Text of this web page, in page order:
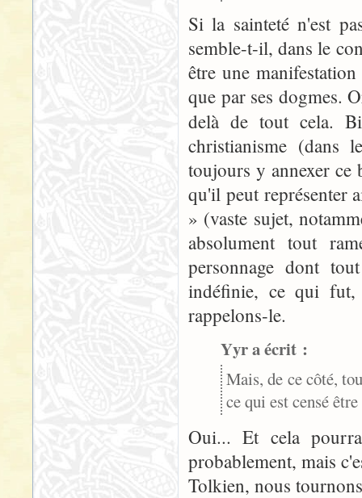
Si la sainteté n'est
semble-t-il, dans le
être une
que par ses dogmes.
delà de tout cela.
christianisme (dans
toujours y annexer ce
qu'il peut représenter
» (vaste sujet,
absolument tout
personnage dont
indéfinie, ce qui fut,
rappelons-le.
Yyr a écrit :
Mais, de ce côté,
ce qui est censé
Oui... Et cela
probablement, mais
Tolkien, nous